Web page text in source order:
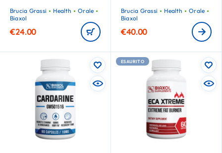
Brucia Grassi Health
Orale
Biaxol
€24.00
Brucia Grassi Health
Orale
Biaxol
€40.00
ESAURITO